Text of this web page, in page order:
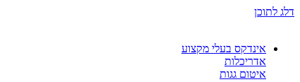
דלג לתוכן
אינדקס בעלי מקצוע
אדריכלות
איטום גגות